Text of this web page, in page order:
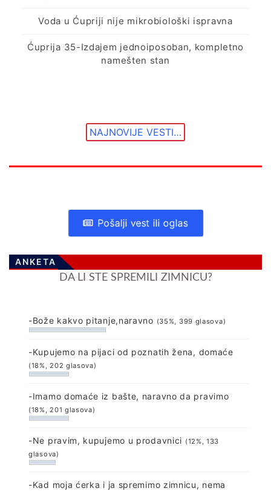
Voda u Ćupriji nije mikrobiološki ispravna
Ćuprija 35-Izdajem jednoiposoban, kompletno
namešten stan
NAJNOVIJE VESTI…
Pošalji vest ili oglas
ANKETA
DA LI STE SPREMILI ZIMNICU?
-Bože kakvo pitanje,naravno (35%, 399 glasova)
-Kupujemo na pijaci od poznatih žena, domaće
(18%, 202 glasova)
-Imamo domaće iz bašte, naravno da pravimo
(18%, 201 glasova)
-Ne pravim, kupujemo u prodavnici (12%, 133
glasova)
-Kad moja ćerka i ja spremimo zimnicu, nema